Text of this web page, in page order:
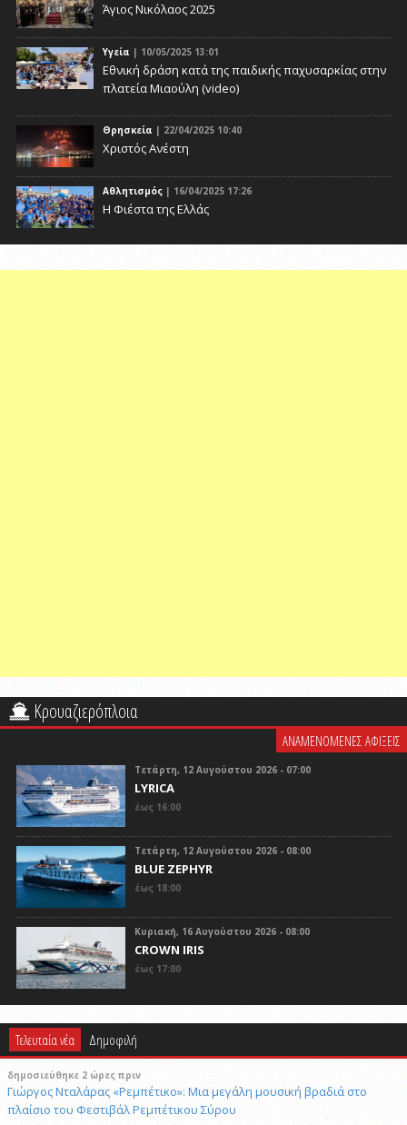
Άγιος Νικόλαος 2025
Υγεία | 10/05/2025 13:01
Eθνική δράση κατά της παιδικής παχυσαρκίας στην
πλατεία Μιαούλη (video)
Θρησκεία | 22/04/2025 10:40
Χριστός Ανέστη
Αθλητισμός | 16/04/2025 17:26
Η Φιέστα της Ελλάς
Κρουαζιερόπλοια
ΑΝΑΜΕΝΟΜΕΝΕΣ ΑΦΙΞΕΙΣ
Τετάρτη, 12 Αυγούστου 2026 - 07:00
LYRICA
έως 16:00
Τετάρτη, 12 Αυγούστου 2026 - 08:00
BLUE ZEPHYR
έως 18:00
Κυριακή, 16 Αυγούστου 2026 - 08:00
CROWN IRIS
έως 17:00
Τελευταία νέα Δημοφιλή
δημοσιεύθηκε 2 ώρες πριν
Γιώργος Νταλάρας «Ρεμπέτικο»: Μια μεγάλη μουσική βραδιά στο
πλαίσιο του Φεστιβάλ Ρεμπέτικου Σύρου